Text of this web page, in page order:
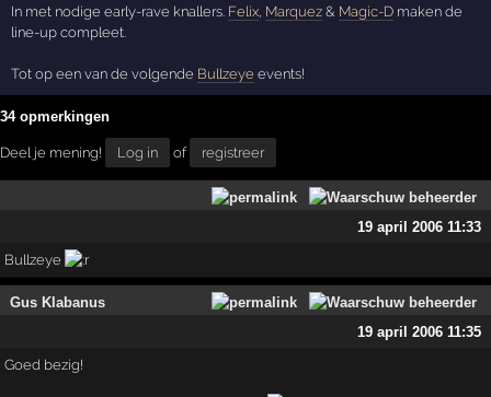
In met nodige early-rave knallers. Felix Marquez & Magic-D maken de
line-up compleet.
Tot op een van de volgende Bullzeye events!
34 opmerkingen
Deel je mening! Log in of registreer
19 april 2006 11:33
Bullzeye
Gus Klabanus
19 april 2006 11:35
Goed bezig!